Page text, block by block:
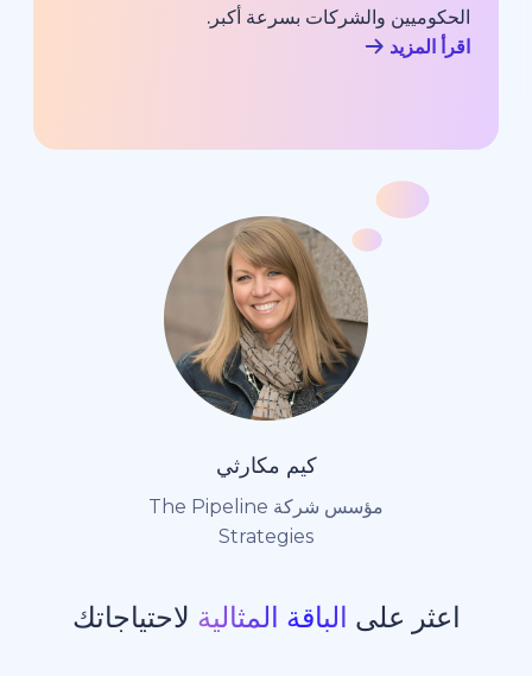
والشركات بسرعة أكبر.
مؤسس شركة The Pipeline
الباقة المثاليةلاحتياجاتك